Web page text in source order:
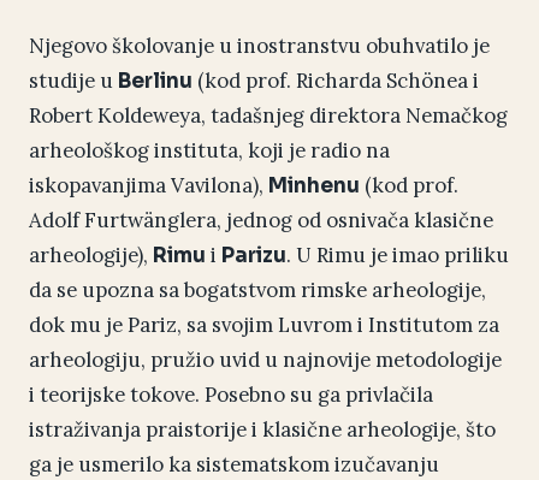
Njegovo školovanje u inostranstvu obuhvatilo je
studije u Berlinu (kod prof. Richarda Schönea i
Robert Koldeweya, tadašnjeg direktora Nemačkog
arheološkog instituta, koji je radio na
iskopavanjima Vavilona), Minhenu (kod prof.
Adolf Furtwänglera, jednog od osnivača klasične
arheologije), Rimu i Parizu. U Rimu je imao priliku
da se upozna sa bogatstvom rimske arheologije,
dok mu je Pariz, sa svojim Luvrom i Institutom za
arheologiju, pružio uvid u najnovije metodologije
i teorijske tokove. Posebno su ga privlačila
istraživanja praistorije i klasične arheologije, što
ga je usmerilo ka sistematskom izučavanju